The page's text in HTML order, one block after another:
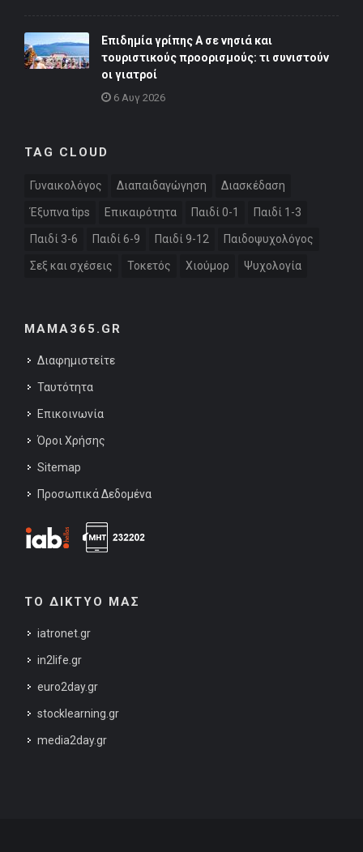
Επιδημία γρίπης Α σε νησιά και
τουριστικούς προορισμούς: τι συνιστούν
οι γιατροί
6 Αυγ 2026
TAG CLOUD
Γυναικολόγος Διαπαιδαγώγηση Διασκέδαση
Έξυπνα tips Επικαιρότητα Παιδί 0-1 Παιδί 1-3
Παιδί 3-6 Παιδί 6-9 Παιδί 9-12 Παιδοψυχολόγος
Σεξ και σχέσεις Τοκετός Χιούμορ Ψυχολογία
MAMA365.GR
Διαφημιστείτε
Ταυτότητα
Επικοινωνία
Όροι Χρήσης
Sitemap
Προσωπικά Δεδομένα
ΤΟ ΔΙΚΤΥΟ ΜΑΣ
iatronet.gr
in2life.gr
euro2day.gr
stocklearning.gr
media2day.gr